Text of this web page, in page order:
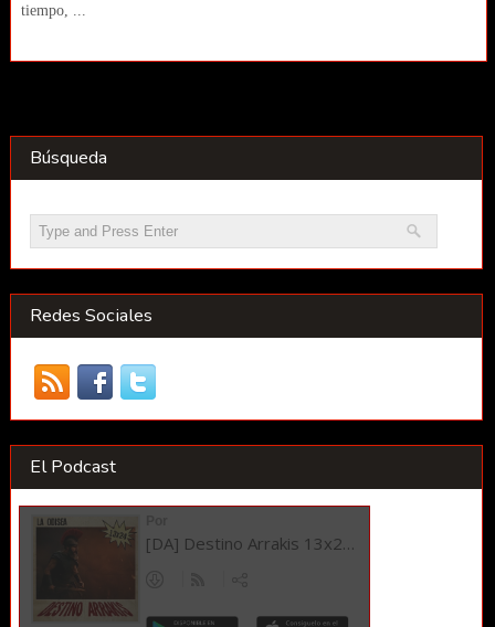
tiempo, ...
Búsqueda
Redes Sociales
El Podcast